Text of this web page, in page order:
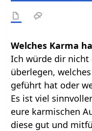
Welches Karma
Ich würde dir nicht
überlegen, welches
geführt hat oder
Es ist viel
eure karmischen
diese gut und